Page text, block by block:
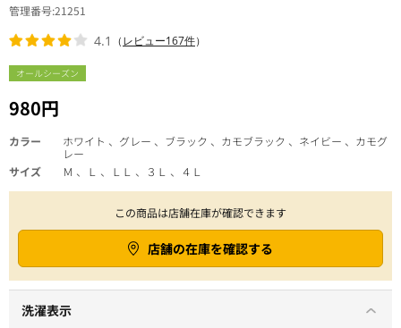
オールシーズン
980円
管理番号21251
4.1 （レビュー167件）
カラー
ホワイト 、グレー 、ブラック 、カモブラック 、ネイビー 、カモグ
レー
サイズ
Ｍ 、Ｌ 、ＬＬ 、３Ｌ 、４Ｌ
この商品は店舗在庫が確認できます
店舗の在庫を確認する
洗濯表示